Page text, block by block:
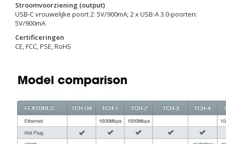
Stroomvoorziening (output)
USB-C vrouwelijke poort 2: 5V/900mA; 2 x USB-A 3.0-poorten:
5V/900mA
Certificeringen
CE, FCC, PSE, RoHS